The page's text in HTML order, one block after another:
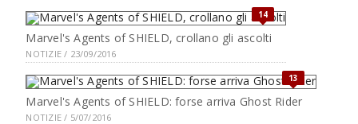
14
Marvel's Agents of SHIELD, crollano gli ascolti
NOTIZIE / 23/09/2016
13
Marvel's Agents of SHIELD: forse arriva Ghost Rider
NOTIZIE / 5/07/2016